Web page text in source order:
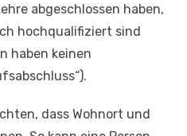
abgeschlossen haben,
hochqualifiziert sind
haben keinen
dass Wohnort und